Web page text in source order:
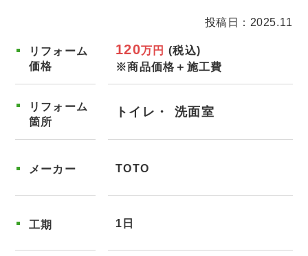
投稿日：2025.11
リフォーム
価格
120万円 (税込)
※商品価格＋施工費
リフォーム
箇所
トイレ 洗面室
メーカー TOTO
工期 1日